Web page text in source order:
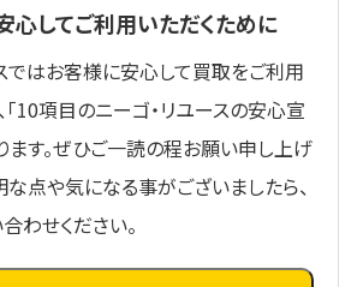
心してご利用いただくために
ではお客様に安心して買取をご利用
「10項目のニーゴ・リユースの安心宣
ます。ぜひご一読の程お願い申し上げ
な点や気になる事がございましたら、
わせください。